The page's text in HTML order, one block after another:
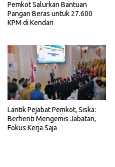
Pemkot Salurkan Bantuan
Pangan Beras untuk 27.600
KPM di Kendari
Lantik Pejabat Pemkot, Siska:
Berhenti Mengemis Jabatan,
Fokus Kerja Saja